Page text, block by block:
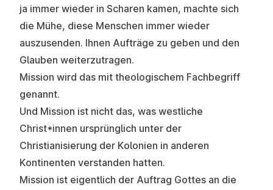
ja immer wieder in Scharen kamen, machte sich
die Mühe, diese Menschen immer wieder
auszusenden. Ihnen Aufträge zu geben und den
Glauben weiterzutragen.
Mission wird das mit theologischem Fachbegriff
genannt.
Und Mission ist nicht das, was westliche
Christ*innen ursprünglich unter der
Christianisierung der Kolonien in anderen
Kontinenten verstanden hatten.
Mission ist eigentlich der Auftrag Gottes an die